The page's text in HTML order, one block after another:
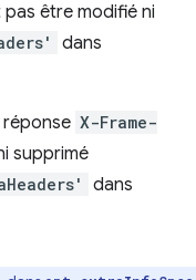
être modifié ni
dans
X-Frame-
supprimé
dans